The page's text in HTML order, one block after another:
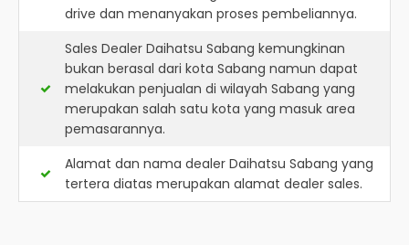
drive dan menanyakan proses pembeliannya.
Sales Dealer Daihatsu Sabang kemungkinan
bukan berasal dari kota Sabang namun dapat
melakukan penjualan di wilayah Sabang yang
merupakan salah satu kota yang masuk area
pemasarannya.
Alamat dan nama dealer Daihatsu Sabang yang
tertera diatas merupakan alamat dealer sales.